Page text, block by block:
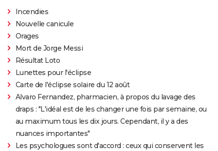
Incendies
Nouvelle canicule
Orages
Mort de Jorge Messi
Résultat Loto
Lunettes pour l'éclipse
Carte de l'éclipse solaire du 12 août
Alvaro Fernandez, pharmacien, à propos du lavage des
draps : "L'idéal est de les changer une fois par semaine, ou
au maximum tous les dix jours. Cependant, il y a des
nuances importantes"
Les psychologues sont d'accord : ceux qui conservent les